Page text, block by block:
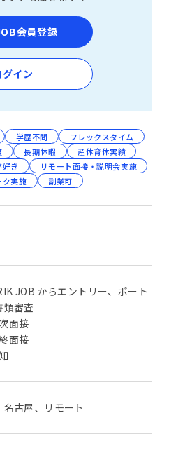
会員登録
グイン
学歴不問
フレックスタイム
長期休暇
産休育休実績
き
リモート面接・説明会実施
ク実施
副業可
JOB からエントリー、ポート
類審査
面接
面接
古屋、リモート